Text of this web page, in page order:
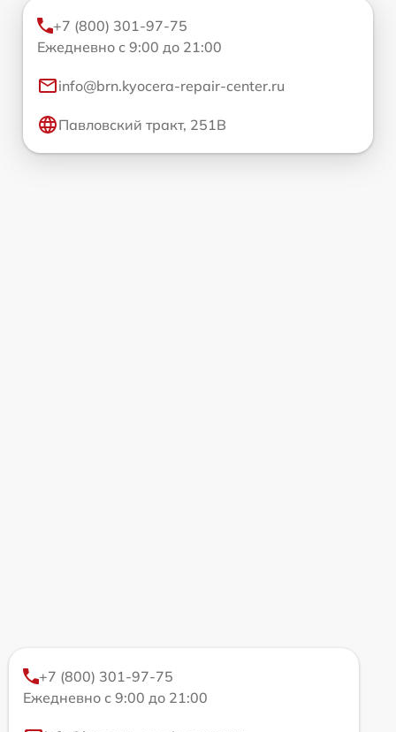
+7 (800) 301-97-75
Ежедневно с 9:00 до 21:00
info@brn.kyocera-repair-center.ru
Павловский тракт, 251В
+7 (800) 301-97-75
Ежедневно с 9:00 до 21:00